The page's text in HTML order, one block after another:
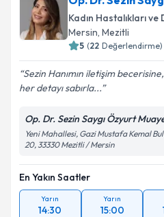
oluşturun. Size bu
takvim hazırlandığında e-
E-posta Adresiniz
Kişisel verilerimin
Metni'ni okudum ve
kapsamda işlenmesini
Takvim
Kadın Hastalıkları ve
Mersin, Mezitli
5 (22 Değerlendirme)
Sezin Hanımın iletişim
her detayı sabırla...
Op. Dr. Sezin Saygı Özyurt
Yeni Mahallesi, Gazi Mustafa Kemal
20, 33330 Mezitli / Mersin
En Yakın Saatler
Yarın
14:30
Yarın
15:00